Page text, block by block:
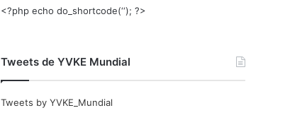
<?php echo do_shortcode(‘‘); ?>
Tweets de YVKE Mundial
Tweets by YVKE_Mundial